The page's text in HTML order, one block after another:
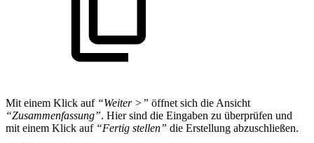
Mit einem Klick auf “Weiter >” öffnet sich die Ansicht
“Zusammenfassung”. Hier sind die Eingaben zu überprüfen und
mit einem Klick auf “Fertig stellen” die Erstellung abzuschließen.